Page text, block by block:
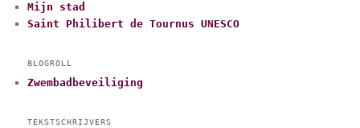
Mijn stad
Saint Philibert de Tournus UNESCO
BLOGROLL
Zwembadbeveiliging
TEKSTSCHRIJVERS